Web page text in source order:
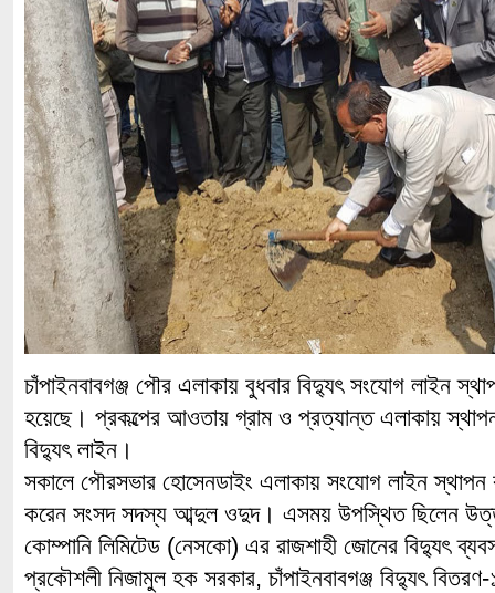
চাঁপাইনবাবগঞ্জ পৌর এলাকায় বুধবার বিদ্যুৎ সংযোগ লাইন
হয়েছে। প্রকল্পের আওতায় গ্রাম ও প্রত্যান্ত এলাকায়
বিদ্যুৎ লাইন।
সকালে পৌরসভার হোসেনডাইং এলাকায় সংযোগ লাইন স্থাপন
করেন সংসদ সদস্য আব্দুল ওদুদ। এসময় উপস্থিত ছিলেন
কোম্পানি লিমিটেড (নেসকো) এর রাজশাহী জোনের বিদ্যুৎ
প্রকৌশলী নিজামুল হক সরকার, চাঁপাইনবাবগঞ্জ বিদ্যুৎ বিতরণ-